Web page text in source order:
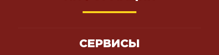
СЕРВИСЫ